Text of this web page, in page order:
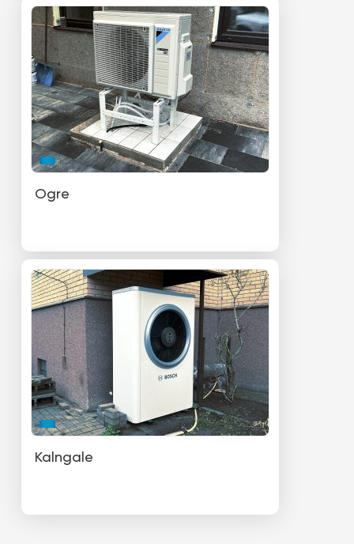
Ogre
Kalngale